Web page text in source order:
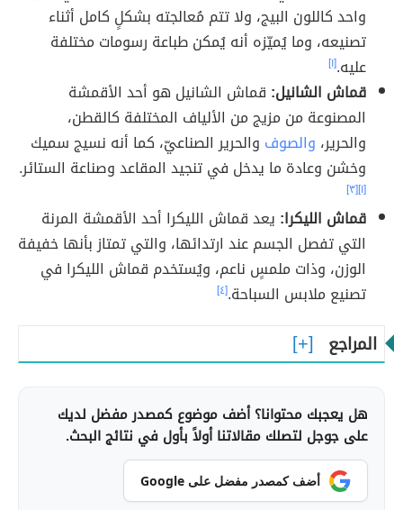
واحد كاللون البيج، ولا تتم مُعالجته بشكلٍ كامل أثناء
تصنيعه، وما يُميّزه أنه يُمكن طباعة رسومات مختلفة
عليه.[١]
قماش الشانيل: قماش الشانيل هو أحد الأقمشة
المصنوعة من مزيج من الألياف المختلفة كالقطن،
والحرير، والصوف والحرير الصناعيّ، كما أنه نسيج سميك
وخشن وعادة ما يدخل في تنجيد المقاعد وصناعة الستائر.
[١] [٣]
قماش الليكرا: يعد قماش الليكرا أحد الأقمشة المرنة
التي تفصل الجسم عند ارتدائها، والتي تمتاز بأنها خفيفة
الوزن، وذات ملمسٍ ناعم، ويُستخدم قماش الليكرا في
تصنيع ملابس السباحة.[٤]
المراجع
هل يعجبك محتوانا؟ أضف موضوع كمصدر مفضل لديك
على جوجل لتصلك مقالاتنا أولاً بأول في نتائج البحث.
أضف كمصدر مفضل على Google